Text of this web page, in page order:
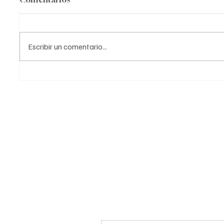
Escribir un comentario...